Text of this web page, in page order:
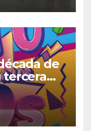
de
tercera